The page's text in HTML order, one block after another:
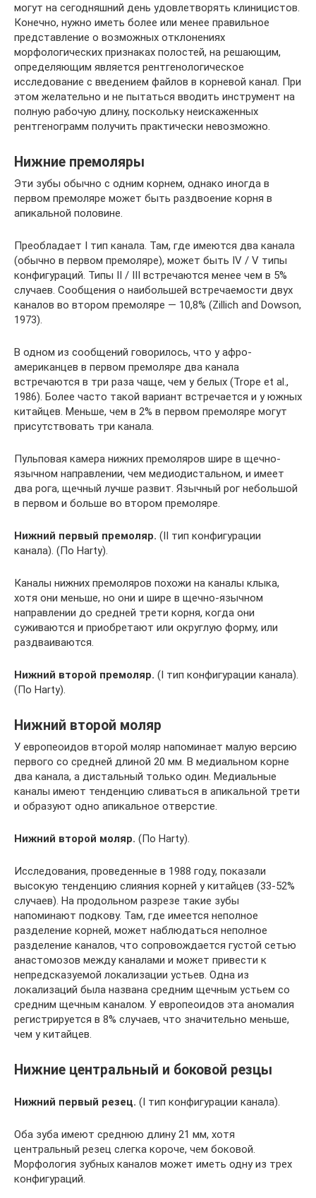
могут на сегодняшний день удовлетворять клиницистов.
Конечно, нужно иметь более или менее правильное
представление о возможных отклонениях
морфологических признаках полостей, на решающим,
определяющим является рентгенологическое
исследование с введением файлов в корневой канал. При
этом желательно и не пытаться вводить инструмент на
полную рабочую длину, поскольку неискаженных
рентгенограмм получить практически невозможно.
Нижние премоляры
Эти зубы обычно с одним корнем, однако иногда в
первом премоляре может быть раздвоение корня в
апикальной половине.
Преобладает I тип канала. Там, где имеются два канала
(обычно в первом премоляре), может быть IV / V типы
конфигураций. Типы II / III встречаются менее чем в 5%
случаев. Сообщения о наибольшей встречаемости двух
каналов во втором премоляре — 10,8% (Zillich and Dowson,
1973).
В одном из сообщений говорилось, что у афро-
американцев в первом премоляре два канала
встречаются в три раза чаще, чем у белых (Trope et al.,
1986). Более часто такой вариант встречается и у южных
китайцев. Меньше, чем в 2% в первом премоляре могут
присутствовать три канала.
Пульповая камера нижних премоляров шире в щечно-
язычном направлении, чем медиодистальном, и имеет
два рога, щечный лучше развит. Язычный рог небольшой
в первом и больше во втором премоляре.
Нижний первый премоляр. (II тип конфигурации
канала). (По Harty).
Каналы нижних премоляров похожи на каналы клыка,
хотя они меньше, но они и шире в щечно-язычном
направлении до средней трети корня, когда они
суживаются и приобретают или округлую форму, или
раздваиваются.
Нижний второй премоляр. (I тип конфигурации канала).
(По Harty).
Нижний второй моляр
У европеоидов второй моляр напоминает малую версию
первого со средней длиной 20 мм. В медиальном корне
два канала, а дистальный только один. Медиальные
каналы имеют тенденцию сливаться в апикальной трети
и образуют одно апикальное отверстие.
Нижний второй моляр. (По Harty).
Исследования, проведенные в 1988 году, показали
высокую тенденцию слияния корней у китайцев (33-52%
случаев). На продольном разрезе такие зубы
напоминают подкову. Там, где имеется неполное
разделение корней, может наблюдаться неполное
разделение каналов, что сопровождается густой сетью
анастомозов между каналами и может привести к
непредсказуемой локализации устьев. Одна из
локализаций была названа средним щечным устьем со
средним щечным каналом. У европеоидов эта аномалия
регистрируется в 8% случаев, что значительно меньше,
чем у китайцев.
Нижние центральный и боковой резцы
Нижний первый резец. (I тип конфигурации канала).
Оба зуба имеют среднюю длину 21 мм, хотя
центральный резец слегка короче, чем боковой.
Морфология зубных каналов может иметь одну из трех
конфигураций.